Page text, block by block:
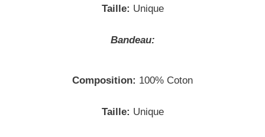
Taille: Unique
Bandeau:
Composition: 100% Coton
Taille: Unique